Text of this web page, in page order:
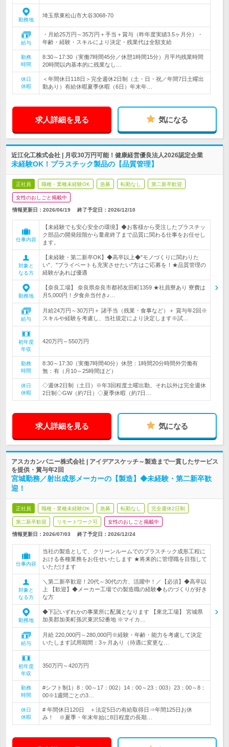
勤務地
埼玉県東松山市大谷3068-70
給与
・月給25万円～35万円＋手当＋賞与（昨年度実績3.5ヶ月分）・
年齢・経験・スキルにより決定・残業代は全額支給
勤務
時間
8:30～17:30（実働7時間45分／休憩1時間15分）月平均残業時間
20時間以内基本的に残業なし…
休日
休暇
＜年間休日118日＞完全週休2日制（土・日・祝／年間7日土曜出
勤あり）有給休暇夏季休暇（6日）年末年…
求人詳細を見る 気になる
近江化工株式会社 | 月収30万円可能！健康経営優良法人2026認定企業
未経験OK！プラスチック製品の【品質管理】
正社員 職種・業種未経験OK 急募 転勤なし 第二新卒歓迎
女性のおしごと掲載中
情報更新日：2026/06/19 終了予定日： 2026/12/10
仕事内容
【未経験でも安心安全の環境】◆お客様から受注したプラスチッ
ク部品の開発段階から量産終了まで品質に関わる仕事をお任せし
ます。
対象と
なる方
【未経験・第二新卒OK】◆高卒以上◆"モノづくりに関わりた
い"、"プライベートも充実させたい"方はご応募を！★品質管理の
経験があれば優遇
勤務地
【奈良工場】 奈良県奈良市都祁友田町1359 ★社員寮あり 寮費は
月5,000円！夕食弁当付き♪…
給与
月給24万円～30万円＋ 諸手当（残業・食事など）＋ 賞与年2回※
スキルや経験を考慮し、当社規定により決定します※試…
初年度
年収
420万円～550万円
勤務
時間
8:30～17:30（実働7時間40分）休憩：1時間20分時間外労働有
無：有（月10～25時間ほど）
休日
休暇
◇週休2日制（土日）※年3回程度土曜出勤。それ以外は完全週休
2日制◇GW（約7日）◇夏季休暇（約7日…
求人詳細を見る 気になる
アスカカンパニー株式会社 | アイデアスケッチ～製造まで一貫したサービス
を提供・賞与年2回
宮城勤務／射出成形メーカーの【製造】◆未経験・第二新卒歓
迎！
正社員 職種・業種未経験OK 急募 転勤なし 完全週休2日制
第二新卒歓迎 リモートワーク可 女性のおしごと掲載中
情報更新日：2026/07/03 終了予定日： 2026/12/24
仕事内容
当社の製造として、クリーンルームでのプラスチック成形工程に
おける各種業務をお任せいたします ★将来的に管理職を目指して
いただけます
対象と
なる方
＼第二新卒歓迎！20代～30代の方、活躍中！／【必須】◆高卒以
上 【歓迎】◆メーカー工場での製造職の経験◆ものづくりが好き
な方
勤務地
◆下記いずれかの事業所に配属となります 【東北工場】 宮城県
加美郡加美町孫沢東沢52番地 ※マイカ…
給与
月給 220,000円～280,000円※経験・年齢・能力を考慮して決定
いたします試用期間：3ヶ月あり（待遇に変更な…
初年度
年収
350万円～420万円
勤務
時間
#シフト制1）8：00～17：002）14：00～23：003）23：00～8：
00※1週間ごとの3…
休日
休暇
# 年間休日120日 ＋法定5日の有給取得日⇒年間125日お休
み！ ※夏季・年末年始に8日程度の長期…